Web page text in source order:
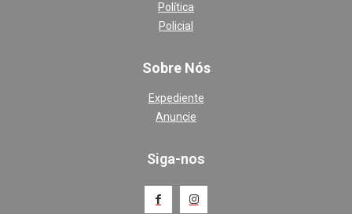
Política
Policial
Sobre Nós
Expediente
Anuncie
Siga-nos